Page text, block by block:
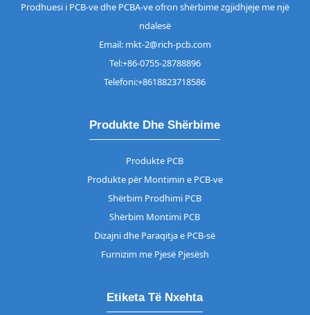
Prodhuesi i PCB-ve dhe PCBA-ve ofron shërbime zgjidhjeje me një
ndalesë
Email: mkt-2@rich-pcb.com
Tel:+86-0755-28788896
Telefoni:+8618823718586
Produkte Dhe Shërbime
Produkte PCB
Produkte për Montimin e PCB-ve
Shërbim Prodhimi PCB
Shërbim Montimi PCB
Dizajni dhe Paraqitja e PCB-së
Furnizim me Pjesë Pjesësh
Etiketa Të Nxehta